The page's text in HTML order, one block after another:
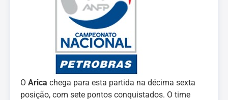
O Arica chega para esta partida na décima sexta
posição, com sete pontos conquistados. O time